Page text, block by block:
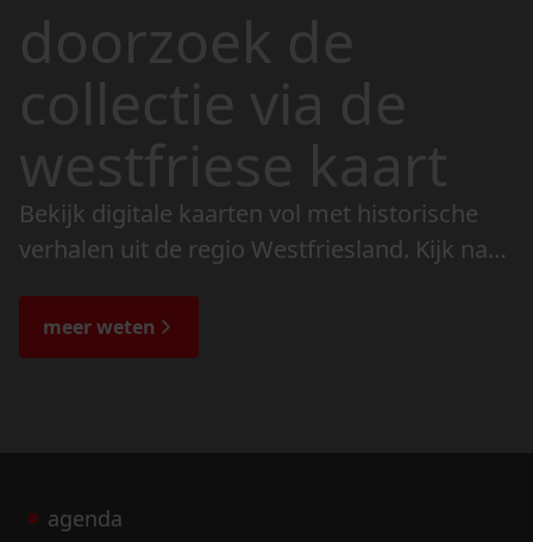
doorzoek de
collectie via de
westfriese kaart
Bekijk digitale kaarten vol met historische
verhalen uit de regio Westfriesland. Kijk naar
de bijzondere verhalen.
meer weten
agenda